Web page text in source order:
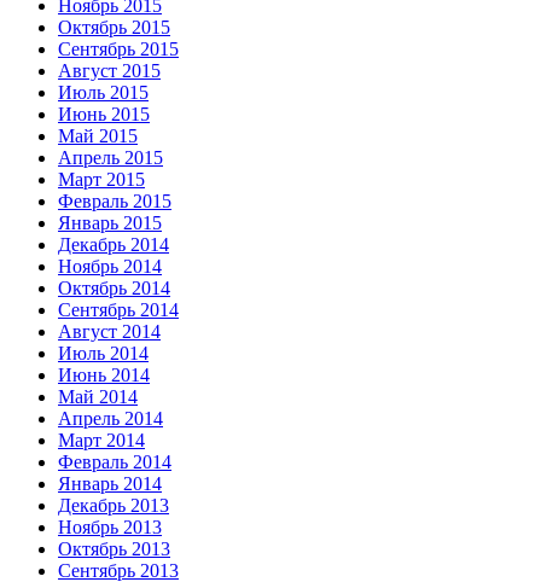
Ноябрь 2015
Октябрь 2015
Сентябрь 2015
Август 2015
Июль 2015
Июнь 2015
Май 2015
Апрель 2015
Март 2015
Февраль 2015
Январь 2015
Декабрь 2014
Ноябрь 2014
Октябрь 2014
Сентябрь 2014
Август 2014
Июль 2014
Июнь 2014
Май 2014
Апрель 2014
Март 2014
Февраль 2014
Январь 2014
Декабрь 2013
Ноябрь 2013
Октябрь 2013
Сентябрь 2013